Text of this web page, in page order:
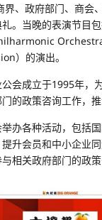
界、政府部门、商会
。当晚的表演节目
）的演出。
会成立于1995年，
的政策咨询工作，推
办各种活动，包括
升会员和中小企业
相关政府部门的政策